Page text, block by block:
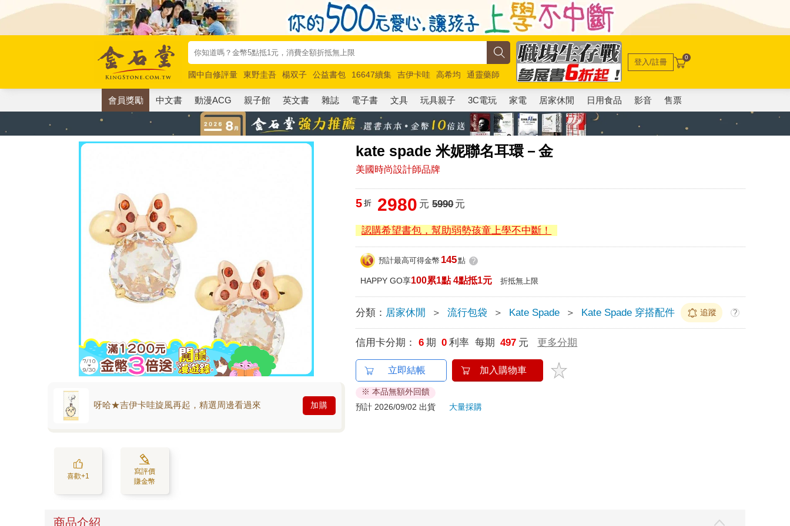
國中自修評量 東野圭吾 楊双子 公益書包 16647續集 吉伊卡哇 高希均
通靈藥師
唯紅花綻放
奧德賽 路邊攤新作 馬斯克 玩具總動員5 超慢跑
登入/註冊 0
會員獎勵 中文書 動漫ACG 親子館 英文書 雜誌 電子書 文具 玩具親子 3C電玩 家電 居家休閒 日用食品 影音 售票
kate spade 米妮聯名耳環－金
美國時尚設計師品牌
呀哈★吉伊卡哇旋風再起，精選周邊看過來 加購
喜歡+1
寫評價
賺金幣
5 折 2980 元 5990元
認購希望書包，幫助弱勢孩童上學不中斷！
預計最高可得金幣 145點 ?
HAPPY GO享100累1點 4點抵1元 折抵無上限
分類： 居家休閒 ＞ 流行包袋 ＞ Kate Spade ＞ Kate Spade 穿搭配件 追蹤 ?
信用卡分期： 6 期 0 利率 每期 497 元 更多分期
立即結帳 加入購物車
※ 本品無額外回饋
預計 2026/09/02 出貨
大量採購
商品介紹